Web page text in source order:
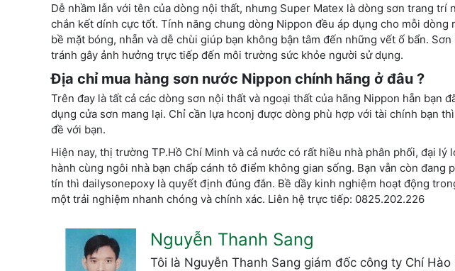
Dễ nhầm lẫn với tên của dòng nội thất, nhưng Super Matex là dòng sơn trang
chắn kết dính cực tốt. Tính năng chung dòng Nippon đều áp dụng cho mỗi
bề mặt bóng, nhẵn và dễ chùi giúp bạn không bận tâm đến những vết ố bẩn.
tránh gây ảnh hưởng trực tiếp đến môi trường sức khỏe người sử dụng.
Địa chỉ mua hàng sơn nước Nippon chính hãng ở đâu ?
Trên đay là tất cả các dòng sơn nội thất và ngoại thất của hãng Nippon hẵn bạn
dụng cửa sơn mang lại. Chỉ cần lựa hconj được dòng phù hợp với tài chính bạn
đề với bạn.
Hiện nay, thị trường TP.Hồ Chí Minh và cả nước có rất hiều nhà phân phối, đại
hành cùng ngôi nhà bạn chấp cánh tô điểm không gian sống. Bạn vẫn còn đang
tín thì dailysonepoxy là quyết định đúng đắn. Bề dầy kinh nghiệm hoạt động
một trải nghiệm nhanh chóng và chính xác. Liên hệ trực tiếp: 0825.202.226
Nguyễn Thanh Sang
Tôi là Nguyễn Thanh Sang giám đốc công ty Chí